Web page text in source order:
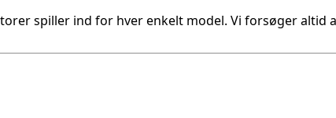
spiller ind for hver enkelt model. Vi forsøger altid